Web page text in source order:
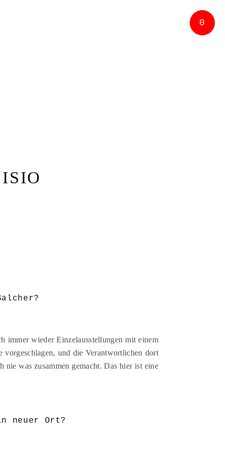
0
immer wieder Einzelausstellungen mit einem
vorgeschlagen, und die Verantwortlichen dort
was zusammen gemacht. Das hier ist eine
neuer Ort?